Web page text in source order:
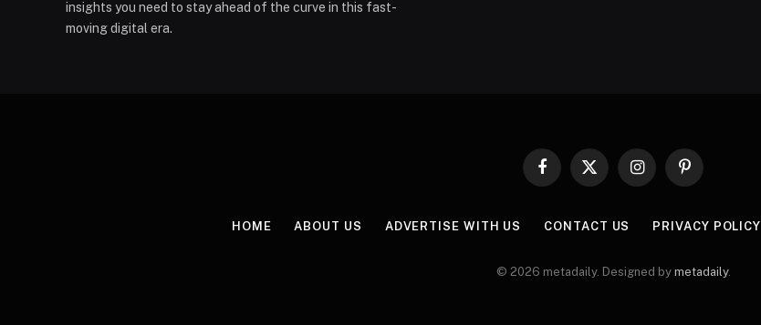
insights you need to stay ahead of the curve in this fast-
moving digital era.
Facebook
X
InstagramPinterest
HOME ABOUT US ADVERTISE WITH US CONTACT US PRIVACY POLICY
© 2026 metadaily. Designed by metadaily.